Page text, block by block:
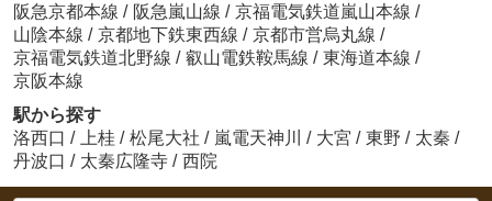
阪急京都本線 / 阪急嵐山線 / 京福電気鉄道嵐山本線 /
山陰本線 / 京都地下鉄東西線 / 京都市営烏丸線 /
京福電気鉄道北野線 / 叡山電鉄鞍馬線 / 東海道本線 /
京阪本線
駅から探す
洛西口 / 上桂 / 松尾大社 / 嵐電天神川 / 大宮 / 東野 / 太秦 /
丹波口 / 太秦広隆寺 / 西院